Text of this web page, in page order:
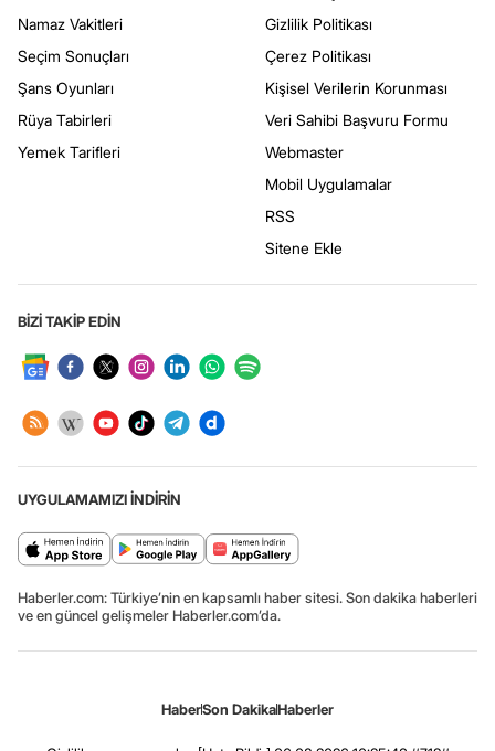
Namaz Vakitleri
Seçim Sonuçları
Şans Oyunları
Rüya Tabirleri
Yemek Tarifleri
Gizlilik Politikası
Çerez Politikası
Kişisel Verilerin Korunması
Veri Sahibi Başvuru Formu
Webmaster
Mobil Uygulamalar
RSS
Sitene Ekle
BİZİ TAKİP EDİN
UYGULAMAMIZI İNDİRİN
Haberler.com: Türkiye’nin en kapsamlı haber sitesi. Son dakika haberleri
ve en güncel gelişmeler Haberler.com’da.
HaberSon DakikaHaberler